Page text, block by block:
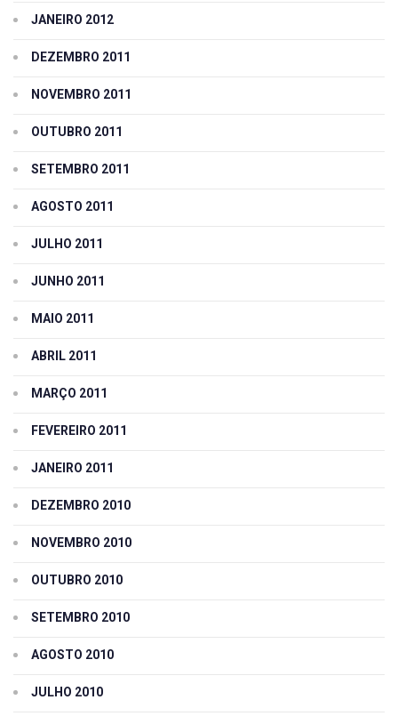
JANEIRO 2012
DEZEMBRO 2011
NOVEMBRO 2011
OUTUBRO 2011
SETEMBRO 2011
AGOSTO 2011
JULHO 2011
JUNHO 2011
MAIO 2011
ABRIL 2011
MARÇO 2011
FEVEREIRO 2011
JANEIRO 2011
DEZEMBRO 2010
NOVEMBRO 2010
OUTUBRO 2010
SETEMBRO 2010
AGOSTO 2010
JULHO 2010